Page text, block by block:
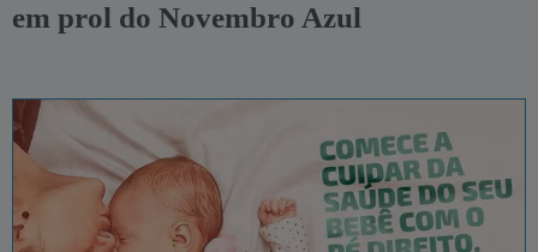
em prol do Novembro Azul